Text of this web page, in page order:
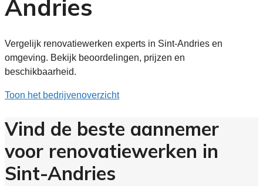
Andries
Vergelijk renovatiewerken experts in Sint-Andries en
omgeving. Bekijk beoordelingen, prijzen en
beschikbaarheid.
Toon het bedrijvenoverzicht
Vind de beste aannemer
voor renovatiewerken in
Sint-Andries